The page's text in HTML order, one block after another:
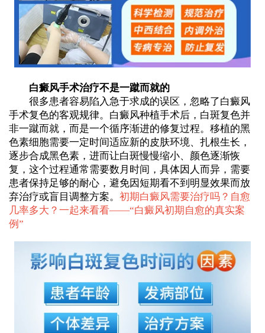
白癜风手术治疗不是一蹴而就的
很多患者容易陷入急于求成的误区，忽略了白癜风
手术复色的客观规律。白癜风种植手术后，白斑复色并
非一蹴而就，而是一个循序渐进的修复过程。移植的黑
色素细胞需要一定时间适应新的皮肤环境、扎根生长，
逐步合成黑色素，进而让白斑慢慢缩小、颜色逐渐恢
复，这个过程通常需要数月时间，具体因人而异，需要
患者保持足够的耐心，避免因短期看不到明显效果而放
弃治疗或盲目调整方案。 初期白癜风需要治疗吗？自愈
几率多大？一起来看看——“白癜风初期自愈的真实案
例 ”